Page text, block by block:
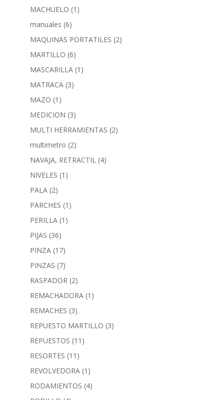
MACHUELO (1)
manuales (6)
MAQUINAS PORTATILES (2)
MARTILLO (6)
MASCARILLA (1)
MATRACA (3)
MAZO (1)
MEDICION (3)
MULTI HERRAMIENTAS (2)
multimetro (2)
NAVAJA, RETRACTIL (4)
NIVELES (1)
PALA (2)
PARCHES (1)
PERILLA (1)
PIJAS (36)
PINZA (17)
PINZAS (7)
RASPADOR (2)
REMACHADORA (1)
REMACHES (3)
REPUESTO MARTILLO (3)
REPUESTOS (11)
RESORTES (11)
REVOLVEDORA (1)
RODAMIENTOS (4)